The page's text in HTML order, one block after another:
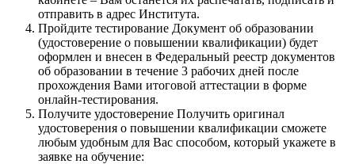
отправить в адрес Института.
Пройдите тестирование Документ об образовании
(удостоверение о повышении квалификации) будет
оформлен и внесен в Федеральный реестр документов
об образовании в течение 3 рабочих дней после
прохождения Вами итоговой аттестации в форме
онлайн-тестирования.
Получите удостоверение Получить оригинал
удостоверения о повышении квалификации сможете
любым удобным для Вас способом, который укажете в
заявке на обучение: